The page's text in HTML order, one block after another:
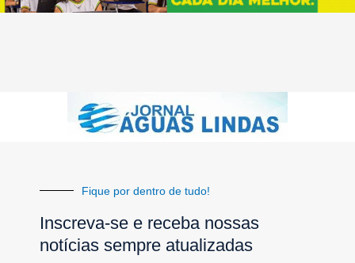
Fique por dentro de tudo!
Inscreva-se e receba nossas
notícias sempre atualizadas